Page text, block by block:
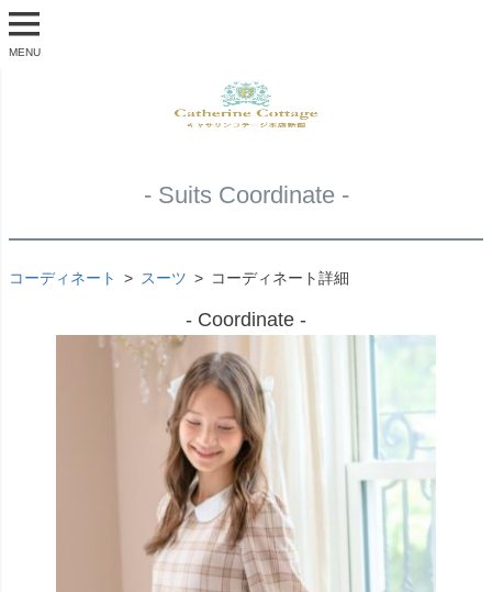
MENU
- Suits Coordinate -
コーディネート スーツ コーディネート詳細
- Coordinate -